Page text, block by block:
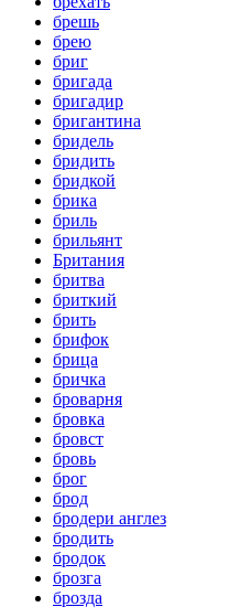
брешь
брею
бриг
бригада
бригадир
бригантина
бридель
бридить
бридкой
брика
бриль
брильянт
Британия
бритва
бриткий
брить
брифок
брица
бричка
броварня
бровка
бровст
бровь
брог
брод
бродери англез
бродить
бродок
брозга
брозда